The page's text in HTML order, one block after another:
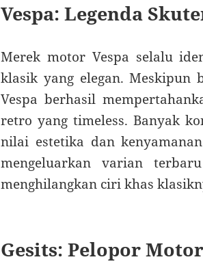
Vespa: Legenda
Merek motor Vespa selalu
klasik yang elegan.
Vespa berhasil
retro yang timeless. Banyak
nilai estetika dan
mengeluarkan varian
menghilangkan ciri khas
Gesits: Pelopor